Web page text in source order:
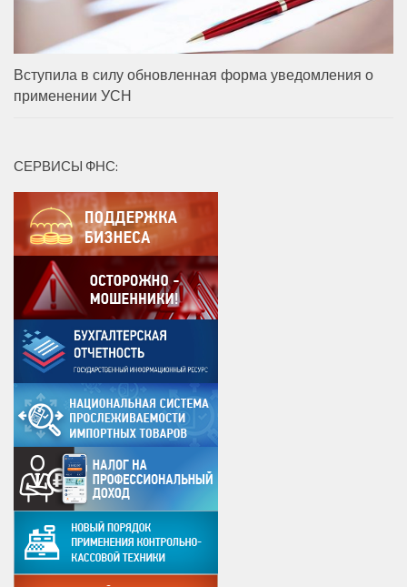
Вступила в силу обновленная форма уведомления о
применении УСН
СЕРВИСЫ ФНС: